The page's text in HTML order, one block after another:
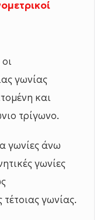
γωνίας
και
τρίγωνο.
γωνίες άνω
γωνίες
γωνίας.